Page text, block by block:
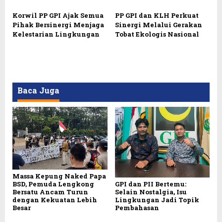
Korwil PP GPI Ajak Semua
Pihak Bersinergi Menjaga
Kelestarian Lingkungan
PP GPI dan KLH Perkuat
Sinergi Melalui Gerakan
Tobat Ekologis Nasional
Baca Juga
Massa Kepung Naked Papa
BSD, Pemuda Lengkong
Bersatu Ancam Turun
dengan Kekuatan Lebih
Besar
GPI dan PII Bertemu:
Selain Nostalgia, Isu
Lingkungan Jadi Topik
Pembahasan